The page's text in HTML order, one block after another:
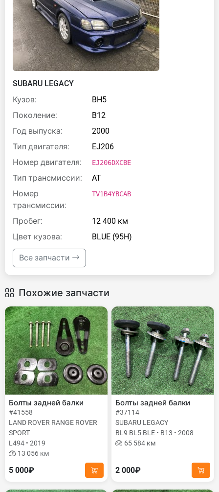
SUBARU LEGACY
Кузов:
BH5
Поколение:
B12
Год выпуска:
2000
Тип двигателя:
EJ206
Номер двигателя:
EJ206DXCBE
Тип трансмиссии:
AT
Номер
трансмиссии:
TV1B4YBCAB
Пробег:
12 400 км
Цвет кузова:
BLUE (95H)
Все запчасти
Похожие запчасти
Болты задней балки
#41558
LAND ROVER RANGE ROVER
SPORT
L494 • 2019
13 056 км
5 000₽
Болты задней балки
#37114
SUBARU LEGACY
BL9 BL5 BLE • B13 • 2008
65 584 км
2 000₽